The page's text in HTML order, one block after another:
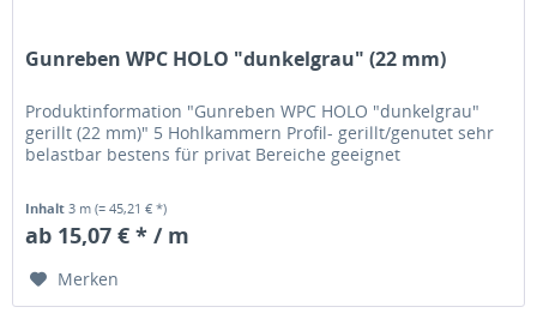
Gunreben WPC HOLO "dunkelgrau" (22 mm)
Produktinformation "Gunreben WPC HOLO "dunkelgrau"
gerillt (22 mm)" 5 Hohlkammern Profil- gerillt/genutet sehr
belastbar bestens für privat Bereiche geeignet
Inhalt3 m(= 45,21 € *)
ab 15,07 € * / m
Merken